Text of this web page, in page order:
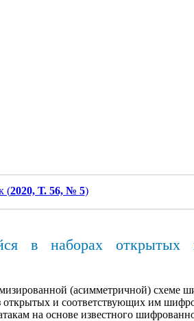
(2020, Т. 56, № 5)
в наборах открытых
(асимметричной)
и соответствующих им
на основе известного